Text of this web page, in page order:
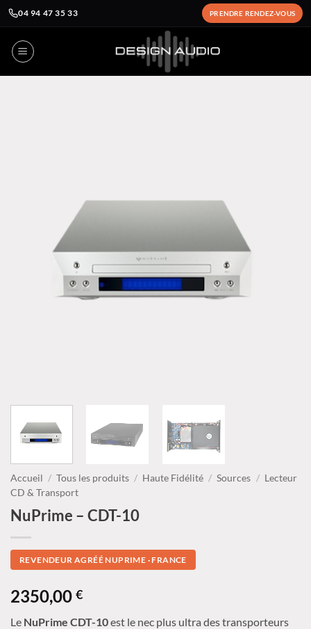
04 94 47 35 33 PRENDRE RENDEZ-VOUS
Accueil / Tous les produits / Haute Fidélité / Sources / Lecteur
CD & Transport
NuPrime – CDT-10
REVENDEUR AGRÉÉ NUPRIME · FRANCE
2350,00 €
Le NuPrime CDT-10est le nec plus ultra des transporteurs